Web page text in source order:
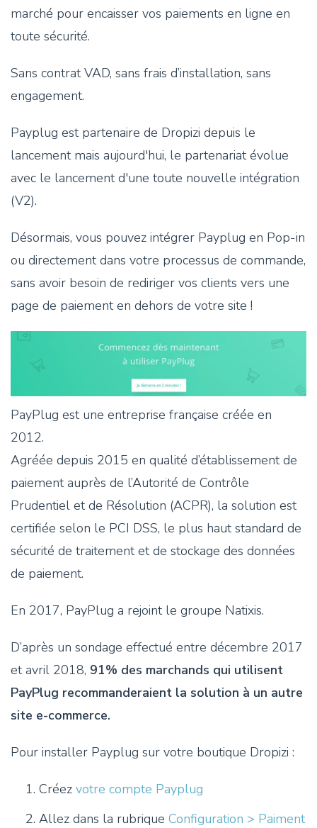
marché pour encaisser vos paiements en ligne en
toute sécurité.
Sans contrat VAD, sans frais d’installation, sans
engagement.
Payplug est partenaire de Dropizi depuis le
lancement mais aujourd'hui, le partenariat évolue
avec le lancement d'une toute nouvelle intégration
(V2).
Désormais, vous pouvez intégrer Payplug en Pop-in
ou directement dans votre processus de commande,
sans avoir besoin de rediriger vos clients vers une
page de paiement en dehors de votre site !
PayPlug est une entreprise française créée en
2012.
Agréée depuis 2015 en qualité d’établissement de
paiement auprès de l’Autorité de Contrôle
Prudentiel et de Résolution (ACPR), la solution est
certifiée selon le PCI DSS, le plus haut standard de
sécurité de traitement et de stockage des données
de paiement.
En 2017, PayPlug a rejoint le groupe Natixis.
D’après un sondage effectué entre décembre 2017
et avril 2018, 91% des marchands qui utilisent
PayPlug recommanderaient la solution à un autre
site e-commerce.
Pour installer Payplug sur votre boutique Dropizi :
Créez votre compte Payplug
Allez dans la rubrique Configuration > Paiment